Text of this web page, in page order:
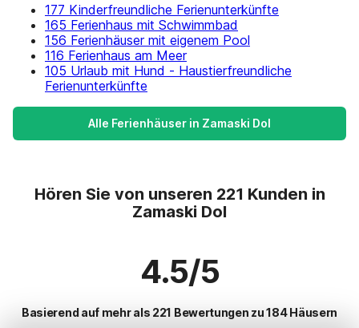
177 Kinderfreundliche Ferienunterkünfte
165 Ferienhaus mit Schwimmbad
156 Ferienhäuser mit eigenem Pool
116 Ferienhaus am Meer
105 Urlaub mit Hund - Haustierfreundliche
Ferienunterkünfte
Alle Ferienhäuser in Zamaski Dol
Hören Sie von unseren 221 Kunden in
Zamaski Dol
4.5/5
Basierend auf mehr als 221 Bewertungen zu 184 Häusern